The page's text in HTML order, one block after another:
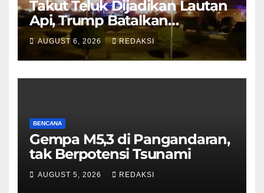
Takut Teluk Dijadikan Lautan
Api, Trump Batalkan
Serangan ke Iran
AUGUST 6, 2026 REDAKSI
BENCANA
Gempa M5,3 di Pangandaran,
tak Berpotensi Tsunami
AUGUST 5, 2026 REDAKSI